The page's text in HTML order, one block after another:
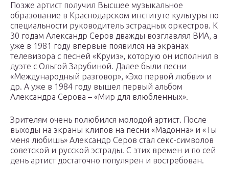
Позже артист получил Высшее музыкальное
образование в Краснодарском институте культуры по
специальности руководитель эстрадных оркестров. К
30 годам Александр Серов дважды возглавлял ВИА, а
уже в 1981 году впервые появился на экранах
телевизора с песней «Круиз», которую он исполнил в
дуэте с Ольгой Зарубиной. Далее были песни
«Международный разговор», «Эхо первой любви» и
др. А уже в 1984 году вышел первый альбом
Александра Серова – «Мир для влюбленных».
Зрителям очень полюбился молодой артист. После
выходы на экраны клипов на песни «Мадонна» и «Ты
меня любишь» Александр Серов стал секс-символов
советской и русской эстрады. С этих времен и по сей
день артист достаточно популярен и востребован.